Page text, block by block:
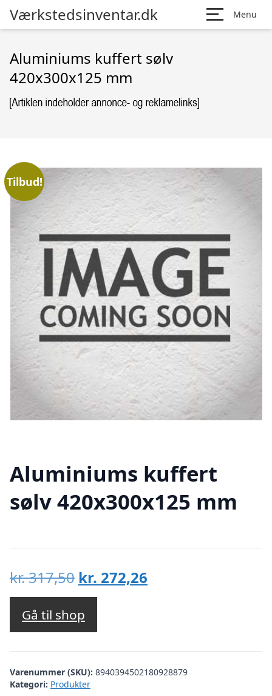
Værkstedsinventar.dk Menu
Aluminiums kuffert sølv
420x300x125 mm
Tilbud!
Aluminiums kuffert
sølv 420x300x125 mm
kr.317,50 Den
oprindelige
pris
var:
kr. 317,50.
kr. 272,26
kr. 272,26.
Gå til shop
Varenummer (SKU): 8940394502180928879
Kategori: Produkter